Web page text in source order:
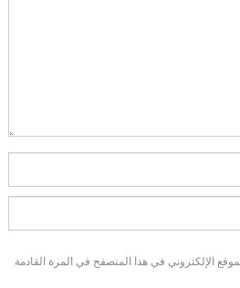
الإلكتروني في هذا المتصفح في المرة القادمة